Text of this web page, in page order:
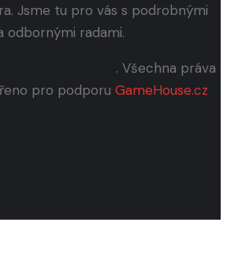
Jsme tu pro vás s podrobnými
odbornými radami.
. Všechna práva
pro podporu GameHouse.cz